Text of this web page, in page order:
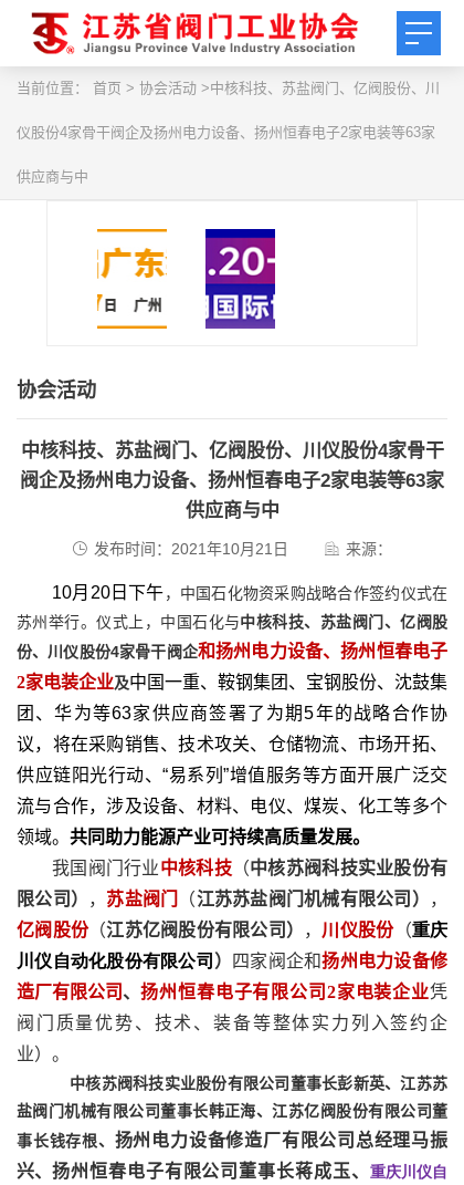
当前位置： 首页 > 协会活动 >中核科技、苏盐阀门、亿阀股份、川
仪股份4家骨干阀企及扬州电力设备、扬州恒春电子2家电装等63家
供应商与中
协会活动
中核科技、苏盐阀门、亿阀股份、川仪股份4家骨干
阀企及扬州电力设备、扬州恒春电子2家电装等63家
供应商与中
发布时间：2021年10月21日 来源：
10月 20日下午，中国石化物资采购战略合作签约仪式在
苏州举行。仪式上，中国石化与中核科技、苏盐阀门、亿阀股
份、川仪股份4家骨干阀企和扬州电力设备、扬州恒春电子
2家电装企业及中国一重、鞍钢集团、宝钢股份、沈鼓集
团、华为等63家供应商签署了为期5年的战略合作协
议，将在采购销售、技术攻关、仓储物流、市场开拓、
供应链阳光行动、“易系列”增值服务等方面开展广泛交
流与合作，涉及设备、材料、电仪、煤炭、化工等多个
领域。 共同助力能源产业可持续高质量发展。
我国阀门行业中核科技（中核苏阀科技实业股份有
限公司）
， 苏盐阀门 （江苏苏盐阀门机械有限公司）
，
亿阀股份（江苏亿阀股份有限公司） ， 川仪股份（重庆
川仪自动化股份有限公司 ） 四家阀企和扬州电力设备修
造厂有限公司 、扬州恒春电子有限公司 2家电装企业凭
阀门质量优势、技术、装备等整体实力列入签约企
业）。
中核苏阀科技实业股份有限公司董事长彭新英、江苏苏
盐阀门机械有限公司董事长韩正海、江苏亿阀股份有限公司董
事长钱存根、 扬州电力设备修造厂有限公司总经理马振
兴、扬州恒春电子有限公司董事长蒋成玉、 重庆川仪自